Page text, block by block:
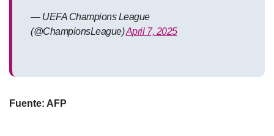
— UEFA Champions League
(@ChampionsLeague)April 7, 2025
Fuente: AFP